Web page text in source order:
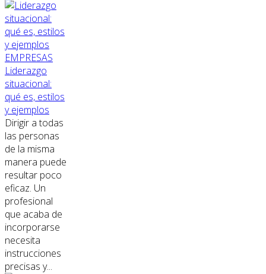
EMPRESAS
Liderazgo
situacional:
qué es, estilos
y ejemplos
Dirigir a todas
las personas
de la misma
manera puede
resultar poco
eficaz. Un
profesional
que acaba de
incorporarse
necesita
instrucciones
precisas y...